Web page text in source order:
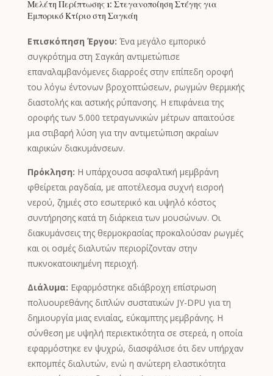
Μελέτη Περίπτωσης 1: Στεγανοποίηση Στέγης για
Εμπορικό Κτίριο στη Σαγκάη
Επισκόπηση Έργου: Ένα μεγάλο εμπορικό
συγκρότημα στη Σαγκάη αντιμετώπισε
επαναλαμβανόμενες διαρροές στην επίπεδη οροφή
του λόγω έντονων βροχοπτώσεων, ρωγμών θερμικής
διαστολής και αστικής ρύπανσης. Η επιφάνεια της
οροφής των 5.000 τετραγωνικών μέτρων απαιτούσε
μια στιβαρή λύση για την αντιμετώπιση ακραίων
καιρικών διακυμάνσεων.
Πρόκληση: Η υπάρχουσα ασφαλτική μεμβράνη
φθείρεται ραγδαία, με αποτέλεσμα συχνή εισροή
νερού, ζημιές στο εσωτερικό και υψηλό κόστος
συντήρησης κατά τη διάρκεια των μουσώνων. Οι
διακυμάνσεις της θερμοκρασίας προκαλούσαν ρωγμές
και οι οσμές διαλυτών περιορίζονταν στην
πυκνοκατοικημένη περιοχή.
Διάλυμα: Εφαρμόστηκε αδιάβροχη επίστρωση
πολυουρεθάνης διπλών συστατικών JY-DPU για τη
δημιουργία μιας ενιαίας, εύκαμπτης μεμβράνης. Η
σύνθεση με υψηλή περιεκτικότητα σε στερεά, η οποία
εφαρμόστηκε εν ψυχρώ, διασφάλισε ότι δεν υπήρχαν
εκπομπές διαλυτών, ενώ η ανώτερη ελαστικότητα
Malay
Malayalam
Hungarian
Azerbaijani
Catalan
Cebuano
Czech
Welsh
Danish
Dzongkha
Estonian
Basque
Icelandic
Galician